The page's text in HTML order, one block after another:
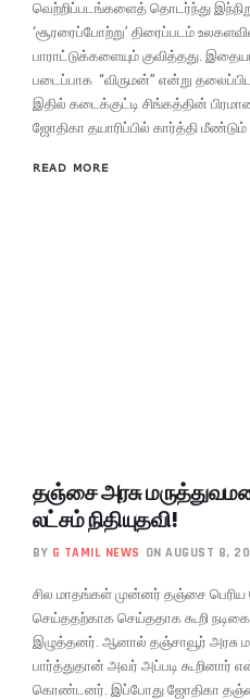
வெற்றிப்படங்களைத் தொடர்ந்து
‘சூரரைப்போற்று’ திரைப்படம்
பாராட்டுக்களையும் குவித்தது.
படைப்பாக “விருமன்” என்று
இதில் கடைக்குட்டி சிங்கத்தின்
ஜோதிகா தயாரிப்பில் கார்த்தி
READ MORE
தஞ்சை அரசு
லட்சம் நிதியுதவி!
BY G TAMIL NEWS ON AUGUST 8,
சில மாதங்கள் முன்னர் தஞ்சை
செய்ததற்காக செய்ததாக கூறி
இழுத்தனர். ஆனால் தஞ்சாவூர் அரசு
பார்த்துதான் அவர் அப்படி கூறினார்
கொண்டனர். இப்போது ஜோதிகா தஞ்சை